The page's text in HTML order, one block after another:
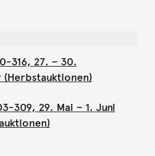
316, 27. – 30.
(Herbstauktionen)
309, 29. Mai – 1. Juni